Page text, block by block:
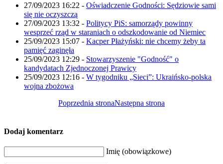
27/09/2023 16:22 - Oświadczenie Godności: Sędziowie sami
się nie oczyszczą
27/09/2023 13:32 - Politycy PiS: samorządy powinny
wesprzeć rząd w staraniach o odszkodowanie od Niemiec
25/09/2023 15:07 - Kacper Płażyński: nie chcemy żeby ta
pamięć zaginęła
25/09/2023 12:29 - Stowarzyszenie "Godność" o
kandydatach Zjednoczonej Prawicy
25/09/2023 12:16 - W tygodniku „Sieci”: Ukraińsko-polska
wojna zbożowa
Poprzednia stronaNastępna strona
Dodaj komentarz
Imię (obowiązkowe)